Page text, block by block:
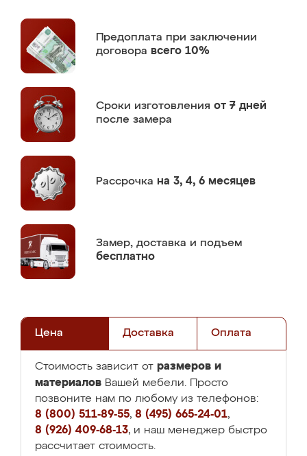
Предоплата при заключении
договора всего 10%
Сроки изготовления от 7 дней
после замера
Рассрочка на 3, 4, 6 месяцев
Замер, доставка и подъем
бесплатно
Цена Доставка Оплата
Стоимость зависит от размеров и
материалов Вашей мебели. Просто
позвоните нам по любому из телефонов:
8 (800) 511-89-55, 8 (495) 665-24-01,
8 (926) 409-68-13, и наш менеджер быстро
рассчитает стоимость.